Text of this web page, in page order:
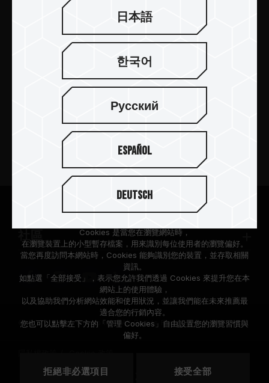
送出
新聞中心
© 2026 Team Group Inc. All Rights Reserved.
美國
日本語
한국어
Русский
Español
Deutsch
根據歐盟施行的個人資料保護法(GDPR)，我們致力於保護您的個人
Cookies 是當您在瀏覽網站時，
在瀏覽裝置上的小型暫存檔案，用來識別每位使用者的瀏覽偏好。
當您再度訪問本網站時，Cookies 能夠識別您的裝置，並存取相關
資訊。
如點選「全部接受」，表示您允許我們透過 Cookies 來提升您在本
網站上的使用體驗，
以及協助我們分析網站效能和使用狀況，並讓我們能在未來推薦最
適合您的行銷內容。
您也可以點擊左下方的「管理 Cookies」自由設置您的瀏覽習慣與
偏好。
拒絕非必選項目 接受全部